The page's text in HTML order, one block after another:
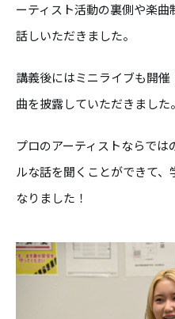
ーティスト活動の裏側や楽
話しいただきました。
講義後にはミニライブも開
曲を披露していただきました。
プロのアーティストならで
ルな話を聞くことができて
なりました！